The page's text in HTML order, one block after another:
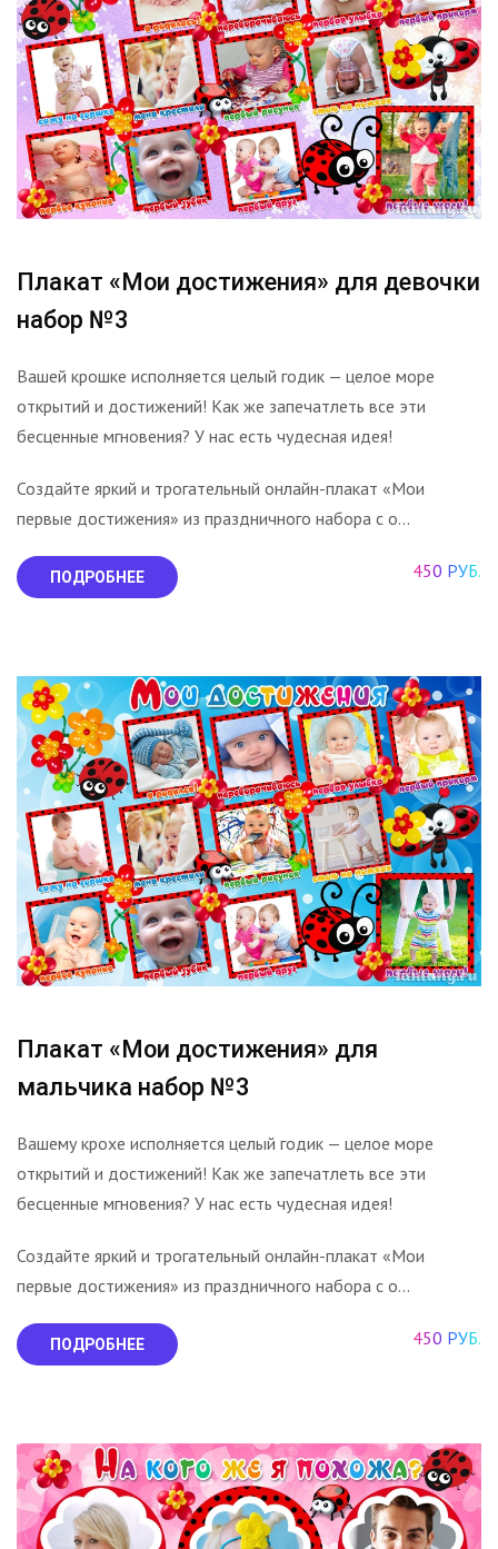
Плакат «Мои достижения» для девочки
набор №3
Вашей крошке исполняется целый годик — целое море
открытий и достижений! Как же запечатлеть все эти
бесценные мгновения? У нас есть чудесная идея!
Создайте яркий и трогательный онлайн-плакат «Мои
первые достижения» из праздничного набора с о...
ПОДРОБНЕЕ 450 РУБ.
Плакат «Мои достижения» для
мальчика набор №3
Вашему крохе исполняется целый годик — целое море
открытий и достижений! Как же запечатлеть все эти
бесценные мгновения? У нас есть чудесная идея!
Создайте яркий и трогательный онлайн-плакат «Мои
первые достижения» из праздничного набора с о...
ПОДРОБНЕЕ 450 РУБ.